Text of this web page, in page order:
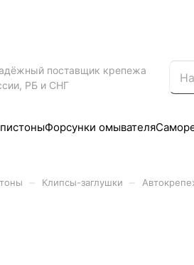
поставщик крепежа
РБ и СНГ
Форсунки омывателя
Клипсы-заглушки